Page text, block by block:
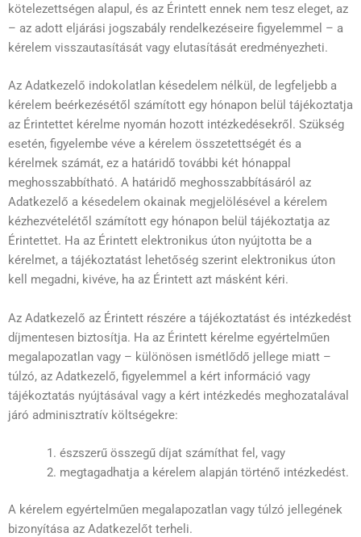
kötelezettségen alapul, és az Érintett ennek nem tesz eleget, az
– az adott eljárási jogszabály rendelkezéseire figyelemmel – a
kérelem visszautasítását vagy elutasítását eredményezheti.
Az Adatkezelő indokolatlan késedelem nélkül, de legfeljebb a
kérelem beérkezésétől számított egy hónapon belül tájékoztatja
az Érintettet kérelme nyomán hozott intézkedésekről. Szükség
esetén, figyelembe véve a kérelem összetettségét és a
kérelmek számát, ez a határidő további két hónappal
meghosszabbítható. A határidő meghosszabbításáról az
Adatkezelő a késedelem okainak megjelölésével a kérelem
kézhezvételétől számított egy hónapon belül tájékoztatja az
Érintettet. Ha az Érintett elektronikus úton nyújtotta be a
kérelmet, a tájékoztatást lehetőség szerint elektronikus úton
kell megadni, kivéve, ha az Érintett azt másként kéri.
Az Adatkezelő az Érintett részére a tájékoztatást és intézkedést
díjmentesen biztosítja. Ha az Érintett kérelme egyértelműen
megalapozatlan vagy – különösen ismétlődő jellege miatt –
túlzó, az Adatkezelő, figyelemmel a kért információ vagy
tájékoztatás nyújtásával vagy a kért intézkedés meghozatalával
járó adminisztratív költségekre:
észszerű összegű díjat számíthat fel, vagy
megtagadhatja a kérelem alapján történő intézkedést.
A kérelem egyértelműen megalapozatlan vagy túlzó jellegének
bizonyítása az Adatkezelőt terheli.